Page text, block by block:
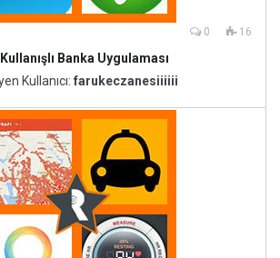
0 16
Kullanışlı Banka Uygulaması
Kullanıcı: farukeczanesiiiiii